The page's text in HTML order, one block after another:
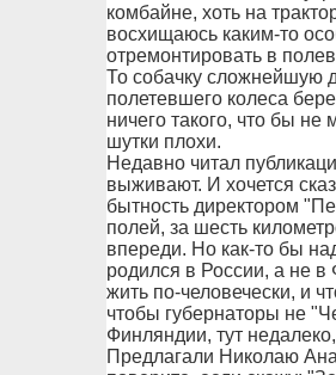
комбайне, хоть на
восхищаюсь каким-то
отремонтировать в
То собачку сложнейшую
полетевшего колеса
ничего такого, что бы не
шутки плохи.
Недавно читал
выживают. И хочется
бытность директором
полей, за шесть
впереди. Но как-то бы
родился в России, а не в
жить по-человечески, и
чтобы губернаторы не
Финляндии, тут
Предлагали Николаю